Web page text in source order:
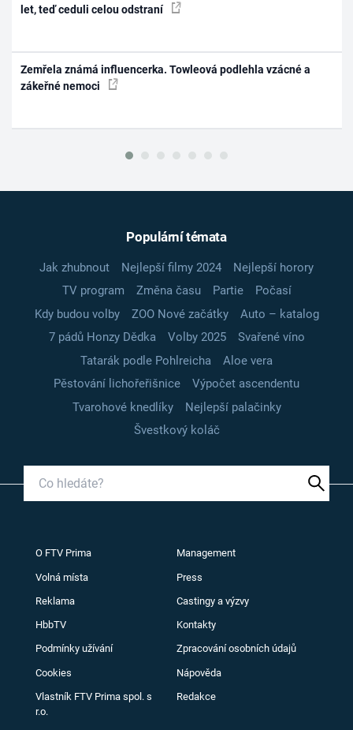
let, teď ceduli celou odstraní
Zemřela známá influencerka. Towleová podlehla vzácné a
zákeřné nemoci
Populární témata
Jak zhubnout Nejlepší filmy 2024
Nejlepší horory
TV program
Změna času Partie
Počasí
Kdy budou volby
ZOO Nové začátky
Auto – katalog
7 pádů Honzy Dědka
Volby 2025
Svařené víno
Tatarák podle Pohlreicha
Aloe vera
Pěstování lichořeřišnice
Výpočet ascendentu
Tvarohové knedlíky
Nejlepší palačinky
Švestkový koláč
O FTV Prima Management
Volná místa Press
Reklama Castingy a výzvy
HbbTV Kontakty
Podmínky užívání Zpracování osobních údajů
Cookies Nápověda
Vlastník FTV Prima spol. s
r.o.
Redakce